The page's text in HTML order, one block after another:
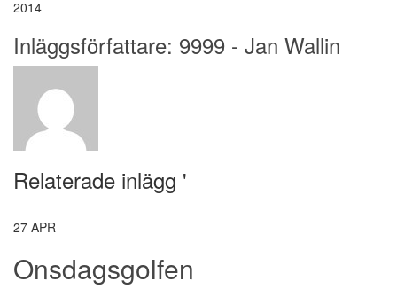
2014
Inläggsförfattare: 9999 - Jan Wallin
Relaterade inlägg '
27 APR
Onsdagsgolfen